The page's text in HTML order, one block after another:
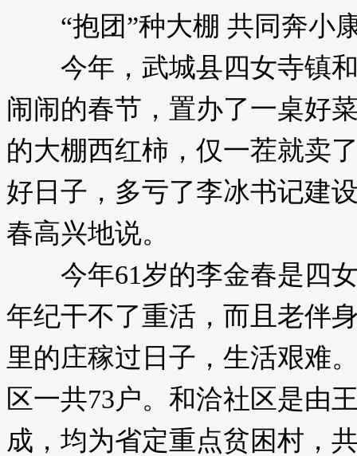
“抱团”种大棚 共同奔小
今年，武城县四女寺镇和
闹闹的春节，置办了一桌好
的大棚西红柿，仅一茬就卖
好日子，多亏了李冰书记建
春高兴地说。
今年61岁的李金春是四女
年纪干不了重活，而且老伴
里的庄稼过日子，生活艰难
区一共73户。和洽社区是由
成，均为省定重点贫困村，